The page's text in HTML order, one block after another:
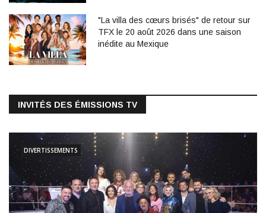
"La villa des cœurs brisés" de retour sur
TFX le 20 août 2026 dans une saison
inédite au Mexique
INVITÉS DES ÉMISSIONS TV
DIVERTISSEMENTS